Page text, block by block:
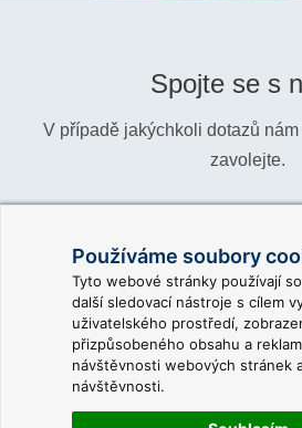
Používáme soubory
Tyto webové stránky používají
další sledovací nástroje s cílem
uživatelského prostředí,
přizpůsobeného obsahu a
návštěvnosti webových stránek
návštěvnosti.
Spojte se s
V případě jakýchkoli dotazů
zavolejte.
Informace:
Obchod:
Podpora:
info@reliance-
sales@reliance-
support@reliance-